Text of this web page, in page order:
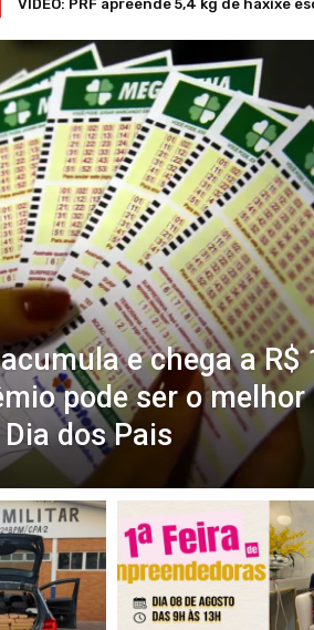
VÍDEO: PRF apreende 5,4 kg de haxixe
e chega a R$
pode ser o melhor
dos Pais